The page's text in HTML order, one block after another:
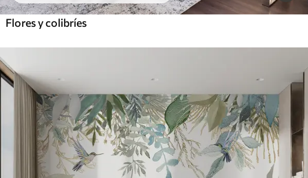
Flores y colibríes